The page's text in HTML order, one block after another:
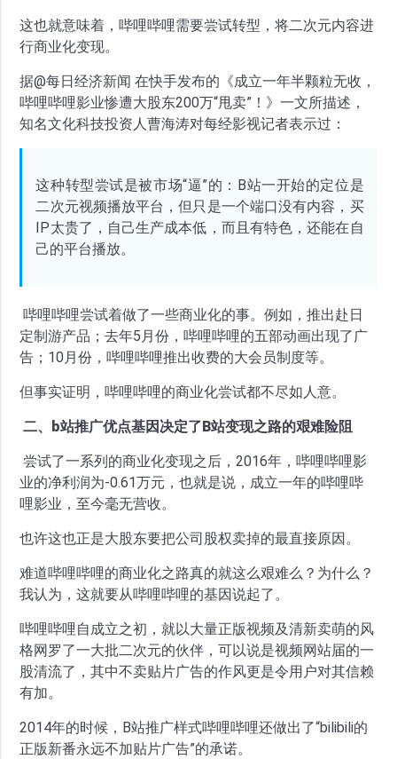
这也就意味着，哔哩哔哩需要尝试转型，将二次元内容进
行商业化变现。
据@每日经济新闻 在快手发布的《成立一年半颗粒无收，
哔哩哔哩影业惨遭大股东200万“甩卖”！》一文所描述，
知名文化科技投资人曹海涛对每经影视记者表示过：
这种转型尝试是被市场“逼”的：B站一开始的定位是
二次元视频播放平台，但只是一个端口没有内容，买
IP太贵了，自己生产成本低，而且有特色，还能在自
己的平台播放。
哔哩哔哩尝试着做了一些商业化的事。例如，推出赴日
定制游产品；去年5月份，哔哩哔哩的五部动画出现了广
告；10月份，哔哩哔哩推出收费的大会员制度等。
但事实证明，哔哩哔哩的商业化尝试都不尽如人意。
二、b站推广优点基因决定了B站变现之路的艰难险阻
尝试了一系列的商业化变现之后，2016年，哔哩哔哩影
业的净利润为-0.61万元，也就是说，成立一年的哔哩哔
哩影业，至今毫无营收。
也许这也正是大股东要把公司股权卖掉的最直接原因。
难道哔哩哔哩的商业化之路真的就这么艰难么？为什么？
我认为，这就要从哔哩哔哩的基因说起了。
哔哩哔哩自成立之初，就以大量正版视频及清新卖萌的风
格网罗了一大批二次元的伙伴，可以说是视频网站届的一
股清流了，其中不卖贴片广告的作风更是令用户对其信赖
有加。
2014年的时候，B站推广样式哔哩哔哩还做出了“bilibili的
正版新番永远不加贴片广告”的承诺。